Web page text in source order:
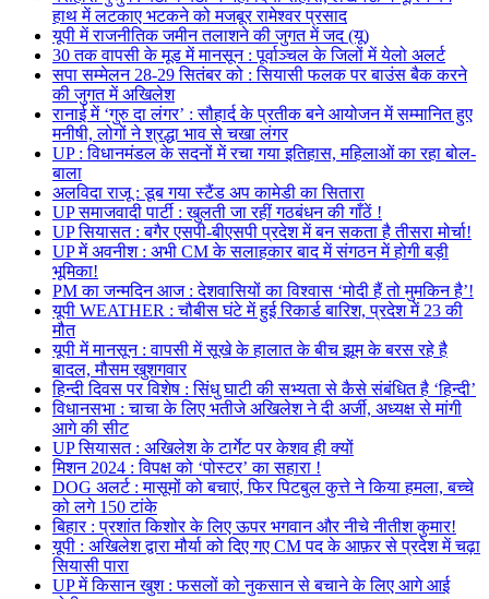
हाथ में लटकाए भटकने को मजबूर रामेश्वर प्रसाद
यूपी में राजनीतिक जमीन तलाशने की जुगत में जद (यू)
30 तक वापसी के मूड में मानसून : पूर्वाञ्चल के जिलों में येलो अलर्ट
सपा सम्मेलन 28-29 सितंबर को : सियासी फलक पर बाउंस बैक करने
की जुगत में अखिलेश
रानाई में ‘गुरु दा लंगर’ : सौहार्द के प्रतीक बने आयोजन में सम्मानित हुए
मनीषी, लोगों ने श्रद्धा भाव से चखा लंगर
UP : विधानमंडल के सदनों में रचा गया इतिहास, महिलाओं का रहा बोल-
बाला
अलविदा राजू : डूब गया स्टैंड अप कामेडी का सितारा
UP समाजवादी पार्टी : खुलती जा रहीं गठबंधन की गाँठें !
UP सियासत : बगैर एसपी-बीएसपी प्रदेश में बन सकता है तीसरा मोर्चा!
UP में अवनीश : अभी CM के सलाहकार बाद में संगठन में होगी बड़ी
भूमिका!
PM का जन्मदिन आज : देशवासियों का विश्वास ‘मोदी हैं तो मुमकिन है’!
यूपी WEATHER : चौबीस घंटे में हुई रिकार्ड बारिश, प्रदेश में 23 की
मौत
यूपी में मानसून : वापसी में सूखे के हालात के बीच झूम के बरस रहे है
बादल, मौसम खुशगवार
हिन्दी दिवस पर विशेष : सिंधु घाटी की सभ्यता से कैसे संबंधित है ‘हिन्दी’
विधानसभा : चाचा के लिए भतीजे अखिलेश ने दी अर्जी, अध्यक्ष से मांगी
आगे की सीट
UP सियासत : अखिलेश के टार्गेट पर केशव ही क्यों
मिशन 2024 : विपक्ष को ‘पोस्टर’ का सहारा !
DOG अलर्ट : मासूमों को बचाएं, फिर पिटबुल कुत्ते ने किया हमला, बच्चे
को लगे 150 टांके
बिहार : प्रशांत किशोर के लिए ऊपर भगवान और नीचे नीतीश कुमार!
यूपी : अखिलेश द्वारा मौर्या को दिए गए CM पद के आफ़र से प्रदेश में चढ़ा
सियासी पारा
UP में किसान खुश : फसलों को नुकसान से बचाने के लिए आगे आई